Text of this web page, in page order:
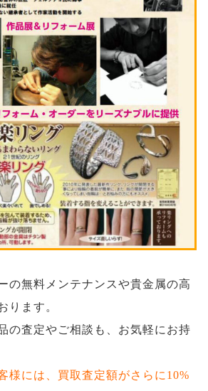
の無料メンテナンスや貴金属の高
ります。
の査定やご相談も、お気軽にお持
様には、買取査定額がさらに10%